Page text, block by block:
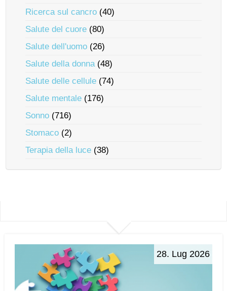
Ricerca sul cancro (40)
Salute del cuore (80)
Salute dell'uomo (26)
Salute della donna(48)
Salute delle cellule (74)
Salute mentale (176)
Sonno (716)
Stomaco (2)
Terapia della luce (38)
28. Lug 2026